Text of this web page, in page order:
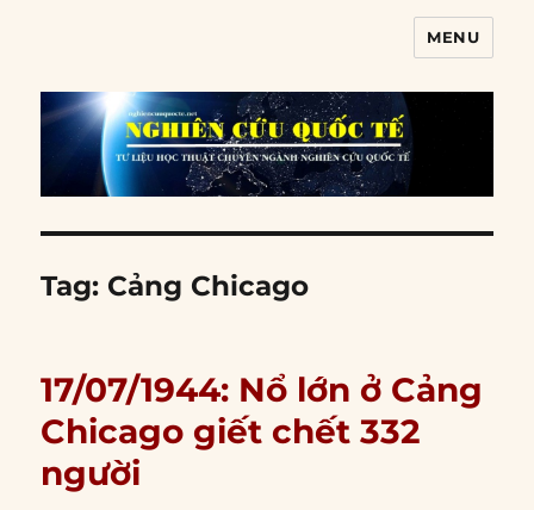
MENU
Tag: Cảng Chicago
17/07/1944: Nổ lớn ở Cảng
Chicago giết chết 332
người